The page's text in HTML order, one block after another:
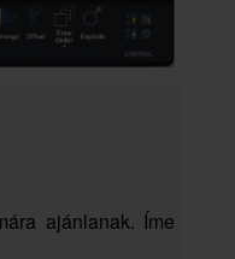
ajánlanak. Íme